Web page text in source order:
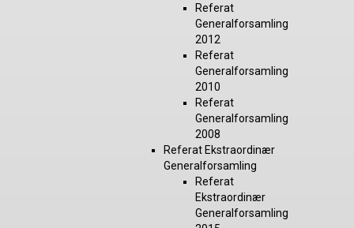
Referat
Generalforsamling
2012
Referat
Generalforsamling
2010
Referat
Generalforsamling
2008
Referat Ekstraordinær
Generalforsamling
Referat
Ekstraordinær
Generalforsamling